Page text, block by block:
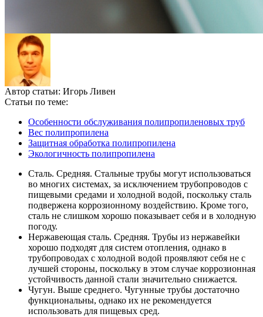
Автор статьи: Игорь Ливен
Статьи по теме:
Особенности обслуживания полипропиленовых труб
Вес полипропилена
Защитная обработка полипропилена
Экологичность полипропилена
Сталь. Средняя. Стальные трубы могут использоваться
во многих системах, за исключением трубопроводов с
пищевыми средами и холодной водой, поскольку сталь
подвержена коррозионному воздействию. Кроме того,
сталь не слишком хорошо показывает себя и в холодную
погоду.
Нержавеющая сталь. Средняя. Трубы из нержавейки
хорошо подходят для систем отопления, однако в
трубопроводах с холодной водой проявляют себя не с
лучшей стороны, поскольку в этом случае коррозионная
устойчивость данной стали значительно снижается.
Чугун. Выше среднего. Чугунные трубы достаточно
функциональны, однако их не рекомендуется
использовать для пищевых сред.